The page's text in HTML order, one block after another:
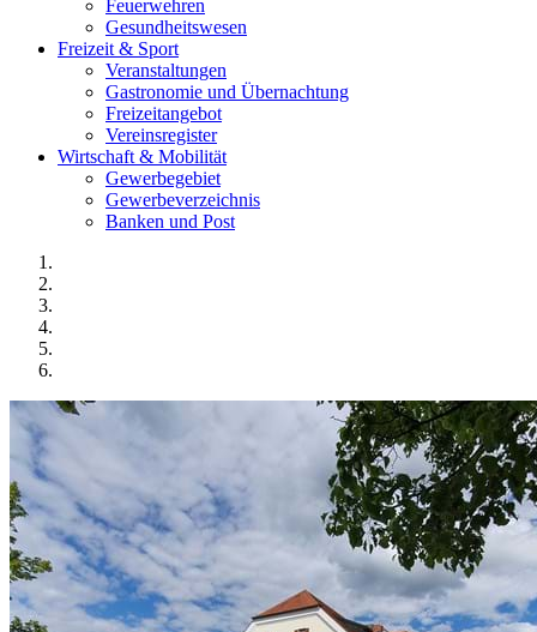
Feuerwehren
Gesundheitswesen
Freizeit & Sport
Veranstaltungen
Gastronomie und Übernachtung
Freizeitangebot
Vereinsregister
Wirtschaft & Mobilität
Gewerbegebiet
Gewerbeverzeichnis
Banken und Post